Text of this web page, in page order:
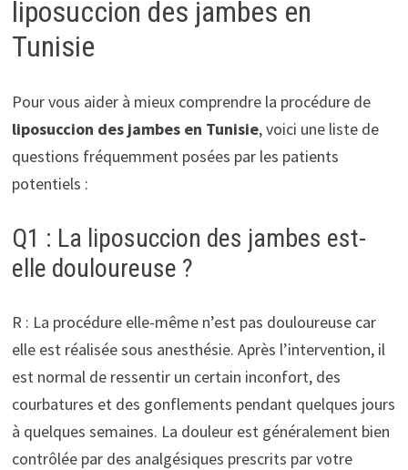
liposuccion des jambes en
Tunisie
Pour vous aider à mieux comprendre la procédure de
liposuccion des jambes en Tunisie, voici une liste de
questions fréquemment posées par les patients
potentiels :
Q1 : La liposuccion des jambes est-
elle douloureuse ?
R : La procédure elle-même n’est pas douloureuse car
elle est réalisée sous anesthésie. Après l’intervention, il
est normal de ressentir un certain inconfort, des
courbatures et des gonflements pendant quelques jours
à quelques semaines. La douleur est généralement bien
contrôlée par des analgésiques prescrits par votre